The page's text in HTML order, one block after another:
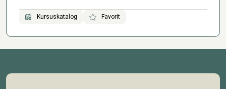
Kursuskatalog Favorit